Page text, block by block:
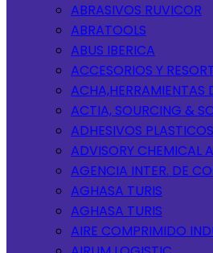
ABRASIVOS RUVICOR
ABRATOOLS
ABUS IBERICA
ACCESORIOS Y
ACHA,HERRAMIENTAS
ACTIA, SOURCING &
ADHESIVOS
ADVISORY CHEMICAL
AGENCIA INTER. DE
AGHASA TURIS
AGHASA TURIS
AIRE COMPRIMIDO